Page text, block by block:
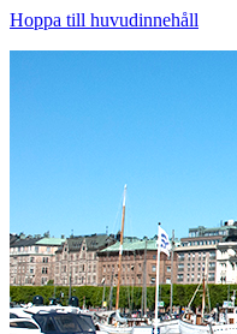
Hoppa till huvudinnehåll